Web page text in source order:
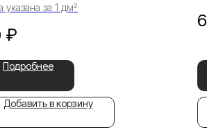
указана за 1 дм²
₽
Подробнее
Добавить в корзину